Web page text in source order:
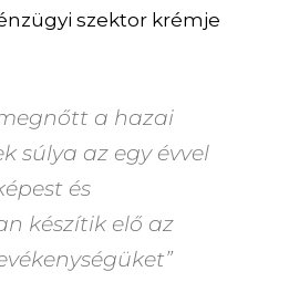
szektor krémje
a hazai
súlya az egy évvel
és
készítik elő az